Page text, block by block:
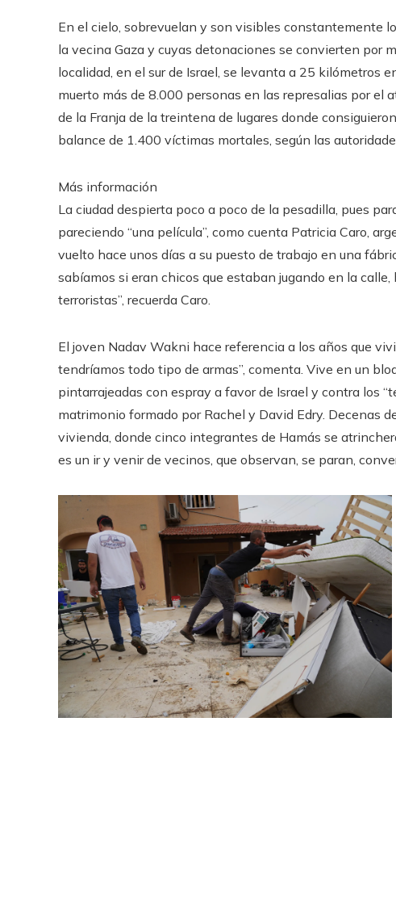
En el cielo, sobrevuelan y son visibles constantemente
la vecina Gaza y cuyas detonaciones se convierten por
localidad, en el sur de Israel, se levanta a 25 kilómetros
muerto más de 8.000 personas en las represalias por el
de la Franja de la treintena de lugares donde
balance de 1.400 víctimas mortales, según las
Más información
La ciudad despierta poco a poco de la pesadilla, pues
pareciendo “una película”, como cuenta Patricia Caro,
vuelto hace unos días a su puesto de trabajo en una
sabíamos si eran chicos que estaban jugando en la
terroristas”, recuerda Caro.
El joven Nadav Wakni hace referencia a los años que
tendríamos todo tipo de armas”, comenta. Vive en un
pintarrajeadas con espray a favor de Israel y contra los
matrimonio formado por Rachel y David Edry. Decenas
vivienda, donde cinco integrantes de Hamás se
es un ir y venir de vecinos, que observan, se paran,